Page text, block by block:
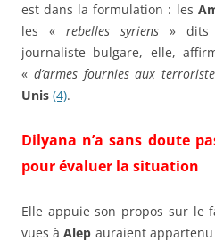
est dans la formulation : les
les « rebelles syriens » dits
journaliste bulgare, elle,
« d’armes fournies aux
Unis (4).
Dilyana n’a sans doute
pour évaluer la situation
Elle appuie son propos sur le
vues àAlep auraient appartenu